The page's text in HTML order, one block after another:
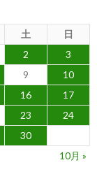
土
日
2
3
9
10
16
17
23
24
30
10月 »